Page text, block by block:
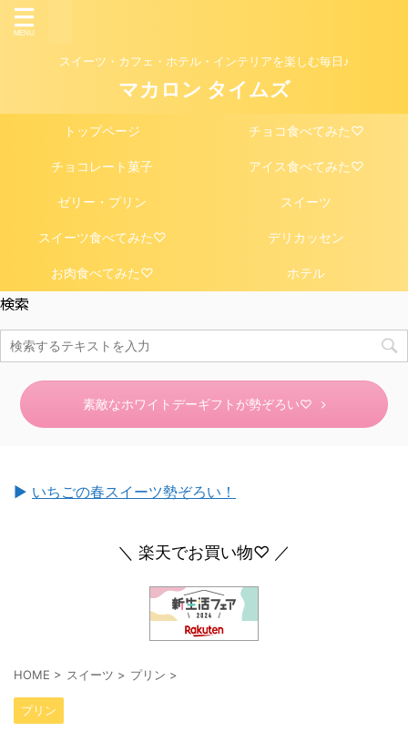
スイーツ・カフェ・ホテル・インテリアを楽しむ毎日♪
マカロン タイムズ
トップページ チョコ食べてみた♡
チョコレート菓子 アイス食べてみた♡
ゼリー・プリン スイーツ
スイーツ食べてみた♡ デリカッセン
お肉食べてみた♡ ホテル
検索
素敵なホワイトデーギフトが勢ぞろい♡
► いちごの春スイーツ勢ぞろい！
＼ 楽天でお買い物♡ ／
HOME > スイーツ > プリン >
プリン